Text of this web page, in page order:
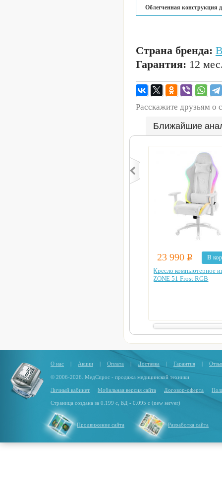
Облегченная конструкция
Страна бренда:
Гарантия: 12
Расскажите друзьям о
Ближайшие
23 990Р
В
Кресло компьютерное
ZONE 51 Frost RGB
О нас | Акции | Оплата | Доставка | Гарантия |
© 2006-2026. МедСпрос - продажа медицинской техники
Личный кабинет Мобильная версия сайта Договор-оферта
Страница создана за 0.199 с, БД - 0.095 с (new server)
Продвижение сайта Разработка сайта